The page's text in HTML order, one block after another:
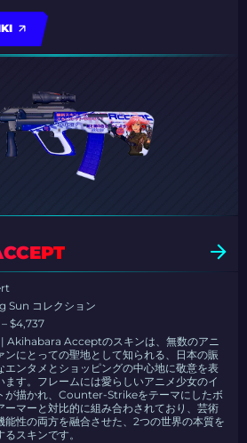
Sun コレクション
$4,737
Akihabara Acceptのスキンは、無数のアニ
ンにとっての聖地として知られる、日本の賑
エンタメとショッピングの中心地に敬意を表
ます。フレームには愛らしいアニメ少女のイ
が描かれ、Counter-Strikeをテーマにしたボ
ーマーと対比的に組み合わされており、芸術
能性の両方を融合させた、2つの世界の本質を
るスキンです。